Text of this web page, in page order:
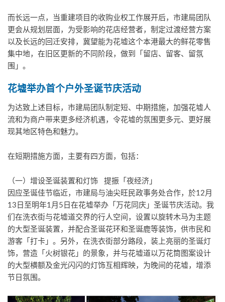
而长远一点，当重建项目的收购业权工作展开后，市建局团队
更会从规划层面，为受影响的花店经营者，制定过渡经营方案
以及长远的回迁安排，冀望能为花墟这个本港最大的鲜花零售
集中地，在旧区更新的不同阶段，做到「留店、留客、留氛
围」。
花墟举办首个户外圣诞节庆活动
为达致上述目标，市建局团队制定短、中期措施，加强花墟人
流和为商户带来更多经济机遇，令花墟的氛围更多元、更好展
现其地区特色和魅力。
在短期措施方面，主要有四方面，包括：
（一）增设圣诞装置和灯饰 提振「夜经济」
因应圣诞佳节临近，市建局与油尖旺民政事务处合作，於12月
13日至明年1月5日在花墟举办「万花同庆」圣诞节庆活动。我
们在洗衣街与花墟道交界的行人空间，设置以旋转木马为主题
的大型圣诞装置，并配合圣诞花环和圣诞鹿等装饰，供市民和
游客「打卡」。另外，在洗衣街部分路段，装上亮丽的圣诞灯
饰，营造「火树银花」的景象，并与花墟道以万花筒图案设计
的大型横额及金光闪闪的灯饰互相辉映，为晚间的花墟，增添
节日氛围。